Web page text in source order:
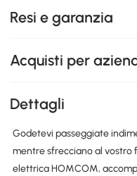
Resi e garanzia
Acquisti per
Dettagli
Godetevi passeggiate
mentre sfrecciano al vostro
elettrica HOMCOM,